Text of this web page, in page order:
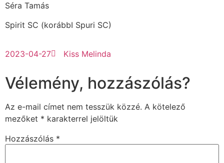
Séra Tamás
Spirit SC (korábbI Spuri SC)
2023-04-27 Kiss Melinda
Vélemény, hozzászólás?
Az e-mail címet nem tesszük közzé. A kötelező
mezőket * karakterrel jelöltük
Hozzászólás *